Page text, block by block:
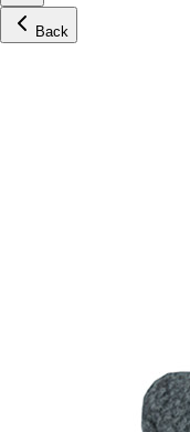
Back